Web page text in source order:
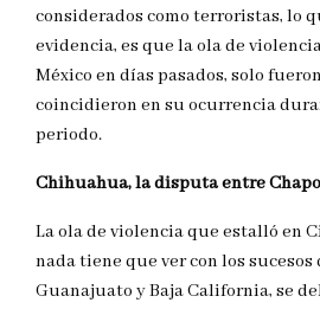
considerados como terroristas, lo
evidencia, es que la ola de
México en días pasados, solo
coincidieron en su ocurrencia
periodo.
Chihuahua, la disputa entre
La ola de violencia que estalló en
nada tiene que ver con los sucesos
Guanajuato y Baja California, se